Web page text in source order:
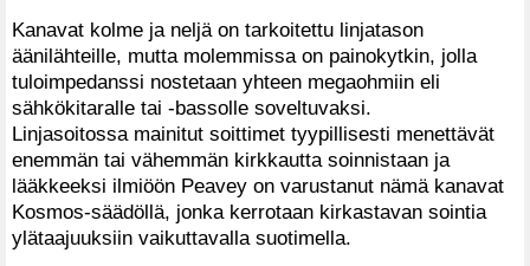
Kanavat kolme ja neljä on tarkoitettu linjatason
äänilähteille, mutta molemmissa on painokytkin, jolla
tuloimpedanssi nostetaan yhteen megaohmiin eli
sähkökitaralle tai -bassolle soveltuvaksi.
Linjasoitossa mainitut soittimet tyypillisesti menettävät
enemmän tai vähemmän kirkkautta soinnistaan ja
lääkkeeksi ilmiöön Peavey on varustanut nämä kanavat
Kosmos-säädöllä, jonka kerrotaan kirkastavan sointia
ylätaajuuksiin vaikuttavalla suotimella.